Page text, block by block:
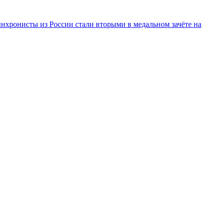
из России стали вторыми в медальном зачёте на